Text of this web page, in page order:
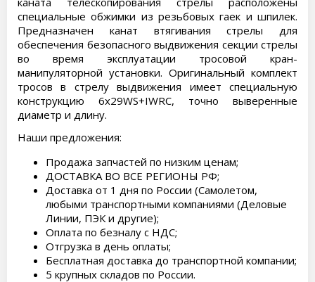
специальные обжимки из резьбовых гаек и шпилек.
Предназначен канат втягивания стрелы для
обеспечения безопасного выдвижения секции стрелы
во время эксплуатации тросовой кран-
манипуляторной установки. Оригинальный комплект
тросов в стрелу выдвижения имеет специальную
конструкцию 6х29WS+IWRC, точно выверенные
диаметр и длину.
Наши предложения:
Продажа запчастей по низким ценам;
ДОСТАВКА ВО ВСЕ РЕГИОНЫ РФ;
Доставка от 1 дня по России (Самолетом,
любыми транспортными компаниями (Деловые
Линии, ПЭК и другие);
Оплата по безналу с НДС;
Отгрузка в день оплаты;
Бесплатная доставка до транспортной компании;
5 крупных складов по России.